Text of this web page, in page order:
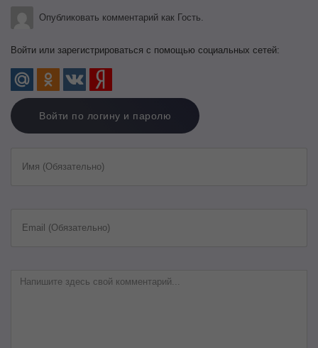
Опубликовать комментарий как Гость.
Войти или зарегистрироваться с помощью социальных сетей:
Войти по логину и паролю
Имя (Обязательно)
Email (Обязательно)